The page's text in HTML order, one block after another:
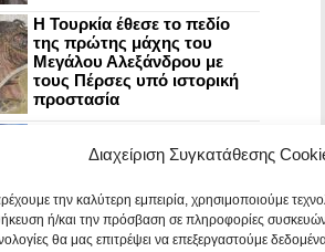
Διαχείριση Συγκατάθεσης
την καλύτερη εμπειρία, χρησιμοποιούμε
ή/και την πρόσβαση σε πληροφορίες
θα μας επιτρέψει να επεξεργαστούμε
Η Τουρκία έθεσε το πεδίο
της πρώτης μάχης του
Μεγάλου Αλεξάνδρου με
τους Πέρσες υπό ιστορική
προστασία
ανακτόρου στην
στο Παλάτι των Δεσποτών
Οι Νεάντερταλ έκαναν